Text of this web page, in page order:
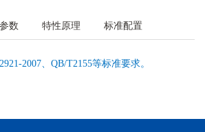
数 特性原理 标准配置
2007、QB/T2155等标准要求。